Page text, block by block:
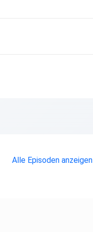
Alle Episoden anzeigen